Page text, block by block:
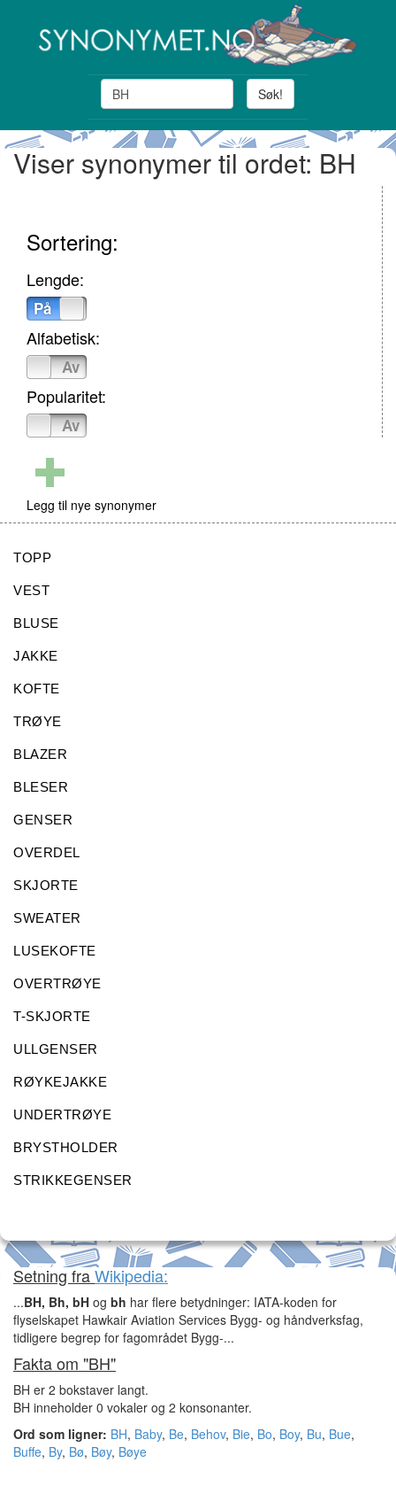
Søk!
Viser synonymer til ordet: BH
Sortering:
Lengde:
På
Alfabetisk:
Av
Popularitet:
Av
Legg til nye synonymer
TOPP
VEST
BLUSE
JAKKE
KOFTE
TRØYE
BLAZER
BLESER
GENSER
OVERDEL
SKJORTE
SWEATER
LUSEKOFTE
OVERTRØYE
T-SKJORTE
ULLGENSER
RØYKEJAKKE
UNDERTRØYE
BRYSTHOLDER
STRIKKEGENSER
Setning fraWikipedia:
...BH, Bh, bH og bh har flere betydninger: IATA-koden for
flyselskapet Hawkair Aviation Services Bygg- og håndverksfag,
tidligere begrep for fagområdet Bygg-...
Fakta om "BH"
BH er 2 bokstaver langt.
BH inneholder 0 vokaler og 2 konsonanter.
Ord som ligner: BH, Baby, Be, Behov, Bie, Bo, Boy, Bu, Bue,
Buffe, By, Bø, Bøy, Bøye